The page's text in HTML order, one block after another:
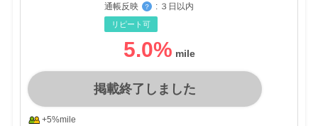
通帳反映
？ : ３日以内
リピート可
5.0%
掲載終了しました
+5%mile